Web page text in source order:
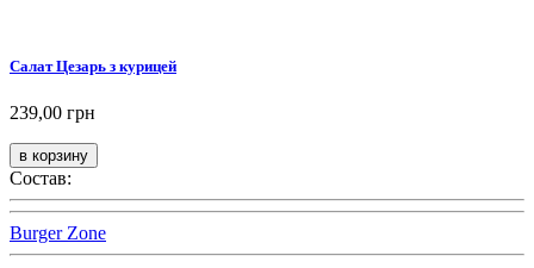
Салат Цезарь з курицей
239,00 грн
Состав:
Burger Zone